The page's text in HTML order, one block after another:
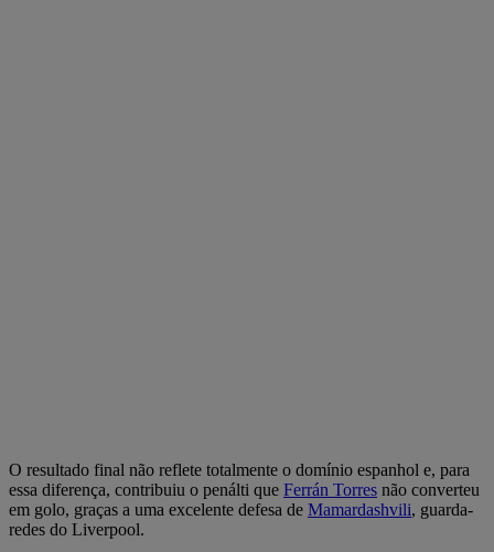
O resultado final não reflete totalmente o domínio espanhol e, para
essa diferença, contribuiu o penálti que Ferrán Torres não converteu
em golo, graças a uma excelente defesa de Mamardashvili, guarda-
redes do Liverpool.